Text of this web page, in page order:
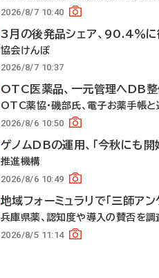
2026/8/7 10:40
3月の後発品シェア、90.4％に
協会けんぽ
2026/8/7 10:37
OTC医薬品、一元管理へDB
OTC薬協・磯部氏、電子お薬手帳と
2026/8/6 10:50
ゲノムDBの運用、「今秋にも開
推進機構
2026/8/6 10:49
地域フォーミュラリで「三師アン
兵庫県薬、認知度や導入の賛否を調
2026/8/5 11:14